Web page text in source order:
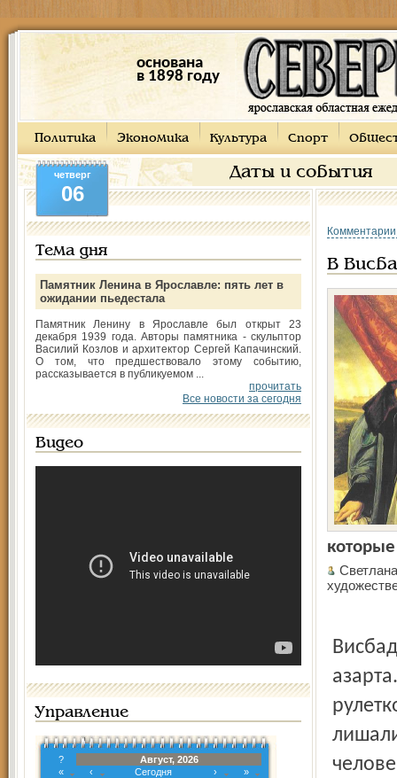
основана
в 1898 году
Политика Экономика Культура Спорт
Даты и события
четверг
06
Тема дня
Памятник Ленина в Ярославле: пять лет в
ожидании пьедестала
Памятник Ленину в Ярославле был открыт 23
декабря 1939 года. Авторы памятника - скульптор
Василий Козлов и архитектор Сергей Капачинский.
О том, что предшествовало этому событию,
рассказывается в публикуемом ...
прочитать
Все новости за сегодня
Видео
Управление
?
Август, 2026
«
‹ Сегодня ›
»
В